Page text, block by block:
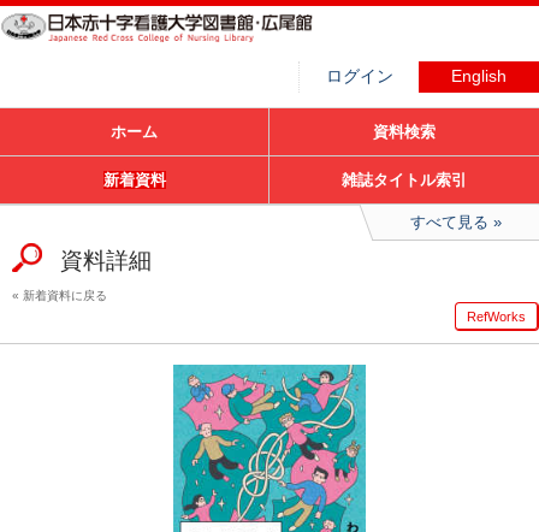
ログイン English
ホーム 資料検索
新着資料 雑誌タイトル索引
すべて見る
資料詳細
新着資料に戻る
RefWorks